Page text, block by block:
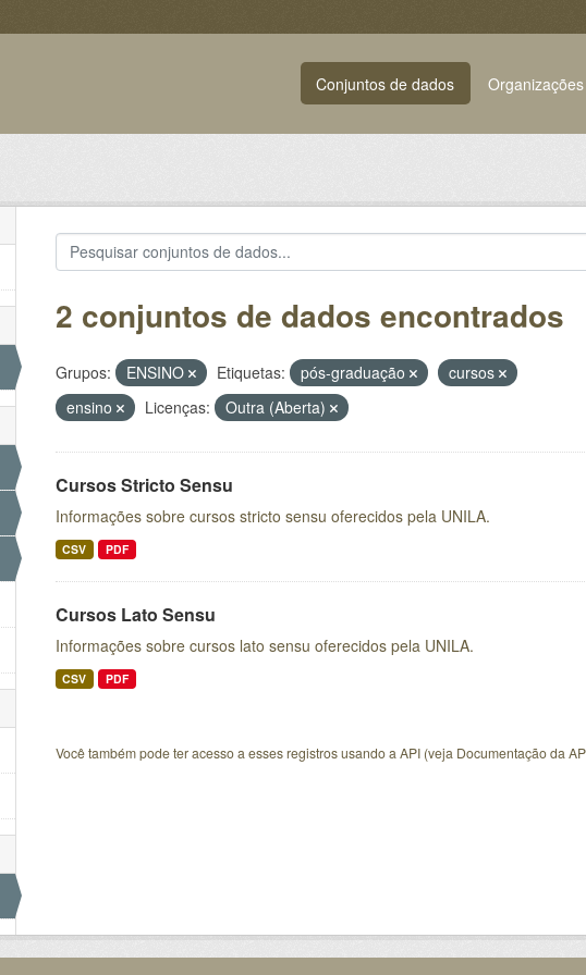
Conjuntos de dados Organizações
2 conjuntos de dados encontrados
Grupos: ENSINO Etiquetas: pós-graduação
cursos
ensino
Licenças: Outra (Aberta)
Cursos Stricto Sensu
Informações sobre cursos stricto sensu oferecidos pela UNILA.
CSV PDF
Cursos Lato Sensu
Informações sobre cursos lato sensu oferecidos pela UNILA.
CSV PDF
Você também pode ter acesso a esses registros usando a API(veja Documentação da